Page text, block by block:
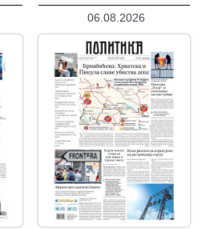
06.08.2026